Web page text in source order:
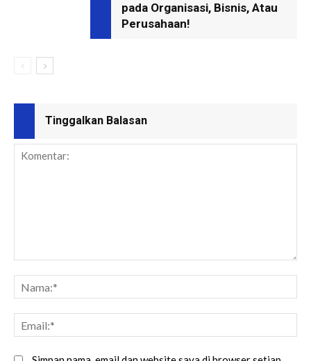
pada Organisasi, Bisnis, Atau
Perusahaan!
Tinggalkan Balasan